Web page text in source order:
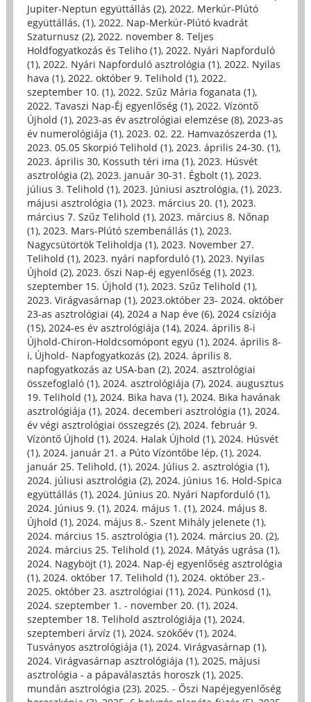
Jupiter-Neptun együttállás (2), 2022. Merkúr-Plútó
együttállás, (1), 2022. Nap-Merkúr-Plútó kvadrát
Szaturnusz (2), 2022. november 8. Teljes
Holdfogyatkozás és Teliho (1), 2022. Nyári Napforduló
(1), 2022. Nyári Napforduló asztrológia (1), 2022. Nyilas
hava (1), 2022. október 9. Telihold (1), 2022.
szeptember 10. (1), 2022. Szűz Mária foganata (1),
2022. Tavaszi Nap-Éj egyenlőség (1), 2022. Vízöntő
Újhold (1), 2023-as év asztrológiai elemzése (8), 2023-as
év numerológiája (1), 2023. 02. 22. Hamvazószerda (1),
2023. 05.05 Skorpió Telihold (1), 2023. április 24-30. (1),
2023. április 30, Kossuth téri ima (1), 2023. Húsvét
asztrológia (2), 2023. január 30-31. Égbolt (1), 2023.
július 3. Telihold (1), 2023. Júniusi asztrológia, (1), 2023.
májusi asztrológia (1), 2023. március 20. (1), 2023.
március 7. Szűz Telihold (1), 2023. március 8. Nőnap
(1), 2023. Mars-Plútó szembenállás (1), 2023.
Nagycsütörtök Teliholdja (1), 2023. November 27.
Telihold (1), 2023. nyári napforduló (1), 2023. Nyilas
Újhold (2), 2023. őszi Nap-éj egyenlőség (1), 2023.
szeptember 15. Újhold (1), 2023. Szűz Telihold (1),
2023. Virágvasárnap (1), 2023.október 23- 2024. október
23-as asztrológiai (4), 2024 a Nap éve (6), 2024 csíziója
(15), 2024-es év asztrológiája (14), 2024. április 8-i
Újhold-Chiron-Holdcsomópont együ (1), 2024. április 8-
i, Újhold- Napfogyatkozás (2), 2024. április 8.
napfogyatkozás az USA-ban (2), 2024. asztrológiai
összefoglaló (1), 2024. asztrológiája (7), 2024. augusztus
19. Telihold (1), 2024. Bika hava (1), 2024. Bika havának
asztrológiája (1), 2024. decemberi asztrológia (1), 2024.
év végi asztrológiai összegzés (2), 2024. február 9.
Vízöntő Újhold (1), 2024. Halak Újhold (1), 2024. Húsvét
(1), 2024. január 21. a Púto Vízöntőbe lép, (1), 2024.
január 25. Telihold, (1), 2024. Július 2. asztrológia (1),
2024. júliusi asztrológia (2), 2024. június 16. Hold-Spica
együttállás (1), 2024. Június 20. Nyári Napforduló (1),
2024. Június 9. (1), 2024. május 1. (1), 2024. május 8.
Újhold (1), 2024. május 8.- Szent Mihály jelenete (1),
2024. március 15. asztrológia (1), 2024. március 20. (2),
2024. március 25. Telihold (1), 2024. Mátyás ugrása (1),
2024. Nagyböjt (1), 2024. Nap-éj egyenlőség asztrológia
(1), 2024. október 17. Telihold (1), 2024. október 23.-
2025. október 23. asztrológiai (11), 2024. Pünkösd (1),
2024. szeptember 1. - november 20. (1), 2024.
szeptember 18. Telihold asztrológiája (1), 2024.
szeptemberi árvíz (1), 2024. szökőév (1), 2024.
Tusványos asztrológiája (1), 2024. Virágvasárnap (1),
2024. Virágvasárnap asztrológiája (1), 2025, májusi
asztrológia - a pápaválasztás horoszk (1), 2025.
mundán asztrológia (23), 2025. - Őszi Napéjegyenlőség